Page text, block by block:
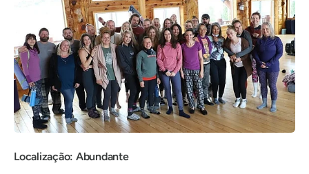
Localização: Abundante